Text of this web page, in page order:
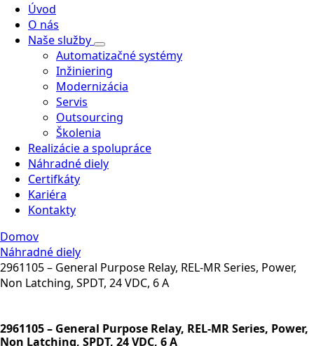
Úvod
O nás
Naše služby
Automatizačné systémy
Inžiniering
Modernizácia
Servis
Outsourcing
Školenia
Realizácie a spolupráce
Náhradné diely
Certifkáty
Kariéra
Kontakty
Domov
Náhradné diely
2961105 – General Purpose Relay, REL-MR Series, Power,
Non Latching, SPDT, 24 VDC, 6 A
2961105 – General Purpose Relay, REL-MR Series, Power,
Non Latching, SPDT, 24 VDC, 6 A